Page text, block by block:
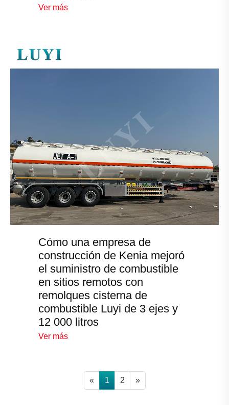
Ver más
Cómo una empresa de
construcción de Kenia mejoró
el suministro de combustible
en sitios remotos con
remolques cisterna de
combustible Luyi de 3 ejes y
12 000 litros
Ver más
« 1 2 »